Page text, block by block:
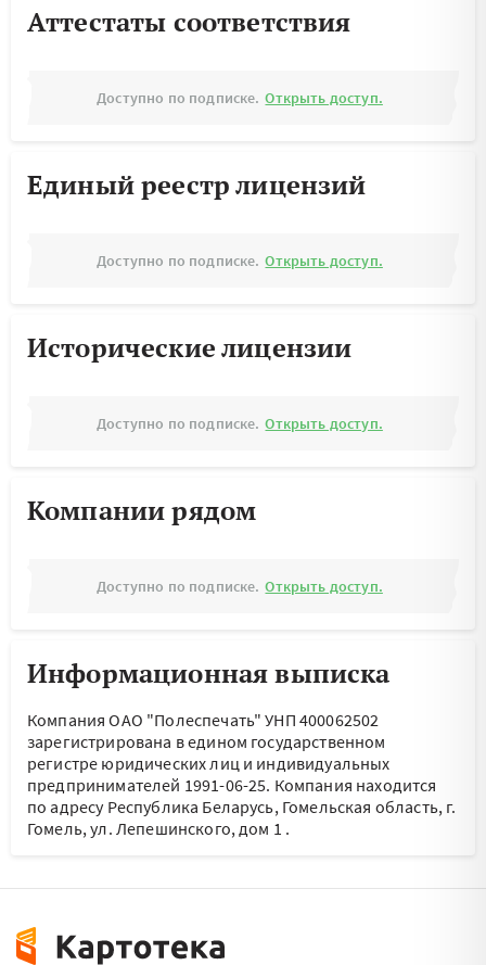
Аттестаты соответствия
Доступно по подписке. Открыть доступ.
Единый реестр лицензий
Доступно по подписке. Открыть доступ.
Исторические лицензии
Доступно по подписке. Открыть доступ.
Компании рядом
Доступно по подписке. Открыть доступ.
Информационная выписка
Компания ОАО "Полеспечать" УНП 400062502
зарегистрирована в едином государственном
регистре юридических лиц и индивидуальных
предпринимателей 1991-06-25. Компания находится
по адресу Республика Беларусь, Гомельская область, г.
Гомель, ул. Лепешинского, дом 1 .